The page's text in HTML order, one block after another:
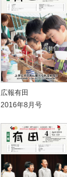
広報有田
2016年8月号